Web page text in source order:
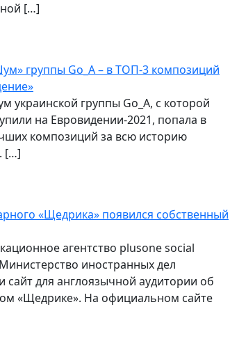
[…]
группы Go_A – в ТОП-3 композиций
украинской группы Go_A, с которой
на Евровидении-2021, попала в
композиций за всю историю
[…]
«Щедрика» появился собственный
агентство plusone social
иностранных дел
сайт для англоязычной аудитории об
«Щедрике». На официальном сайте